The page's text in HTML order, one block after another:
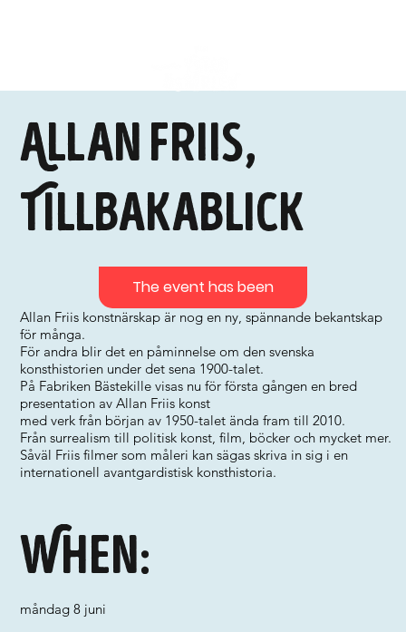
Allan Friis,
Tillbakablick
Allan Friis konstnärskap är nog en ny, spännande bekantskap
för många.
För andra blir det en påminnelse om den svenska
konsthistorien under det sena 1900-talet.
På Fabriken Bästekille visas nu för första gången en bred
presentation av Allan Friis konst
med verk från början av 1950-talet ända fram till 2010.
Från surrealism till politisk konst, film, böcker och mycket mer.
Såväl Friis filmer som måleri kan sägas skriva in sig i en
internationell avantgardistisk konsthistoria.
When:
måndag 8 juni
The event has been